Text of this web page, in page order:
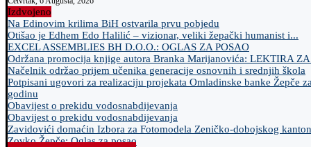
Izdvojeno
Na Edinovim krilima BiH ostvarila prvu pobjedu
Otišao je Edhem Edo Halilić – vizionar, veliki žepački humanist i...
EXCEL ASSEMBLIES BH D.O.O.: OGLAS ZA POSAO
Održana promocija knjige autora Branka Marijanovića: LEKTIRA
Načelnik održao prijem učenika generacije osnovnih i srednjih škola
Potpisani ugovori za realizaciju projekata Omladinske banke Žepče
godinu
Obavijest o prekidu vodosnabdijevanja
Obavijest o prekidu vodosnabdijevanja
Zavidovići domaćin Izbora za Fotomodela Zeničko-dobojskog
Zovko Žepče: Oglas za posao